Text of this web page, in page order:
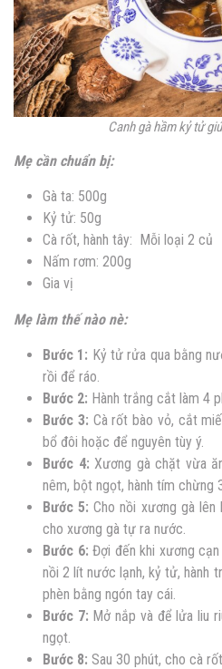
Canh gà hầm kỷ tử
Mẹ cần chuẩn bị:
Gà ta: 500g
Kỷ tử: 50g
Cà rốt, hành tây: Mỗi loại 2 củ
Nấm rơm: 200g
Gia vị
Mẹ làm thế nào nè:
Bước 1: Kỷ tử rửa qua bằng
rồi để ráo.
Bước 2: Hành trắng cắt làm 4
Bước 3: Cà rốt bào vỏ, cắt
bổ đôi hoặc để nguyên tùy ý.
Bước 4: Xương gà chặt vừa
nêm, bột ngọt, hành tím chừng
Bước 5: Cho nồi xương gà lên
cho xương gà tự ra nước.
Bước 6: Đợi đến khi xương
nồi 2 lít nước lạnh, kỷ tử, hành
phèn bằng ngón tay cái.
Bước 7: Mở nắp và để lửa liu
ngọt.
Bước 8: Sau 30 phút, cho cà